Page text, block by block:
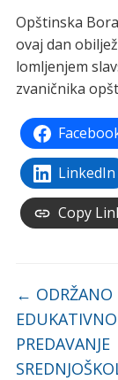
Opštinska
ovaj dan
lomljenjem
zvaničnika
LinkedIn
Copy
← ODRŽANO
EDUKATIVNO
PREDAVANJE